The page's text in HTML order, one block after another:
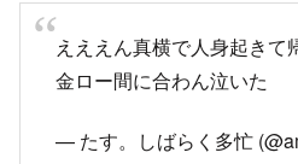
えええん真横で人身起きて
金ロー間に合わん泣いた
— たす。しばらく多忙